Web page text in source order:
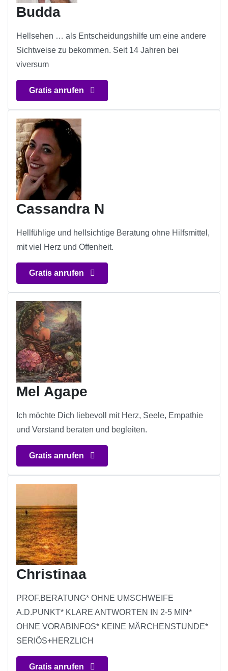
Budda
Hellsehen … als Entscheidungshilfe um eine andere
Sichtweise zu bekommen. Seit 14 Jahren bei
viversum
Gratis anrufen
Cassandra N
Hellfühlige und hellsichtige Beratung ohne Hilfsmittel,
mit viel Herz und Offenheit.
Gratis anrufen
Mel Agape
Ich möchte Dich liebevoll mit Herz, Seele, Empathie
und Verstand beraten und begleiten.
Gratis anrufen
Christinaa
PROF.BERATUNG* OHNE UMSCHWEIFE
A.D.PUNKT* KLARE ANTWORTEN IN 2-5 MIN*
OHNE VORABINFOS* KEINE MÄRCHENSTUNDE*
SERIÖS+HERZLICH
Gratis anrufen